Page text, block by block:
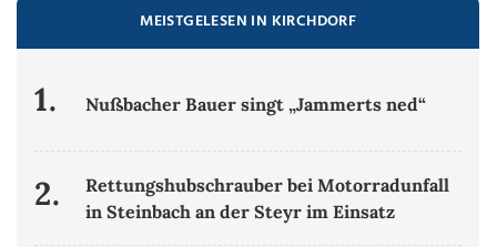
MEISTGELESEN IN KIRCHDORF
1. Nußbacher Bauer singt „Jammerts ned“
2.
Rettungshubschrauber bei Motorradunfall
in Steinbach an der Steyr im Einsatz